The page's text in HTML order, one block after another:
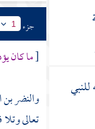
جزء 1
[ما كان
والنضر
تعالى